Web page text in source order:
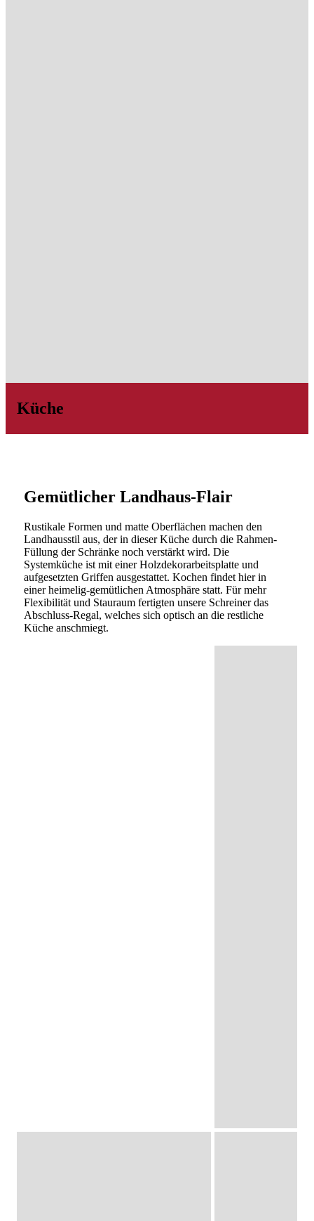
Küche
Gemütlicher Landhaus-Flair
Rustikale Formen und matte Oberflächen machen den
Landhausstil aus, der in dieser Küche durch die Rahmen-
Füllung der Schränke noch verstärkt wird. Die
Systemküche ist mit einer Holzdekorarbeitsplatte und
aufgesetzten Griffen ausgestattet. Kochen findet hier in
einer heimelig-gemütlichen Atmosphäre statt. Für mehr
Flexibilität und Stauraum fertigten unsere Schreiner das
Abschluss-Regal, welches sich optisch an die restliche
Küche anschmiegt.